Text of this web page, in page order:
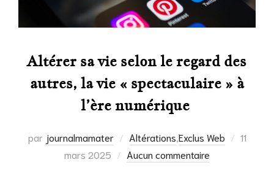
Altérer sa vie selon le regard des
autres, la vie « spectaculaire » à
l’ère numérique
par journalmamater Altérations,Exclus Web
Publié
11
mars 2025
Aucun commentaire